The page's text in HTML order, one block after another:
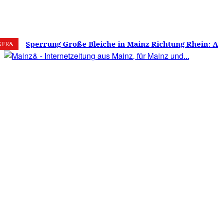
8. August 2026 16.7 Mainz
Sperrung Große Bleiche in Mainz Richtung Rhein:
verwirrt, Mainzer stinksauer – Haben die Mainzer